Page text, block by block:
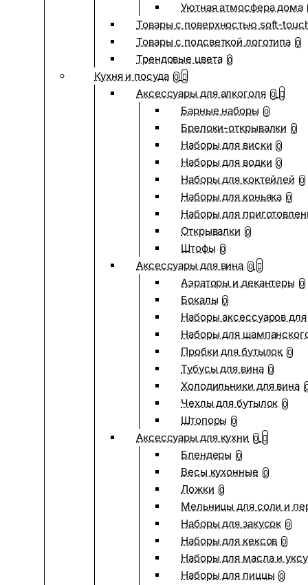
Уютная атмосфера дома
Товары с поверхностью soft-
Товары с подсветкой логотипа 0
Трендовые цвета 0
Кухня и посуда 0
Аксессуары для алкоголя 0
Барные наборы 0
Брелоки-открывалки 0
Наборы для виски 0
Наборы для водки 0
Наборы для коктейлей 0
Наборы для коньяка 0
Наборы для
Открывалки 0
Штофы 0
Аксессуары для вина 0
Аэраторы и декантеры 0
Бокалы 0
Наборы аксессуаров
Наборы для
Пробки для бутылок 0
Тубусы для вина 0
Холодильники для вина
Чехлы для бутылок 0
Штопоры 0
Аксессуары для кухни 0
Блендеры 0
Весы кухонные 0
Ложки 0
Мельницы для соли и
Наборы для закусок 0
Наборы для кексов 0
Наборы для масла и
Наборы для пиццы 0